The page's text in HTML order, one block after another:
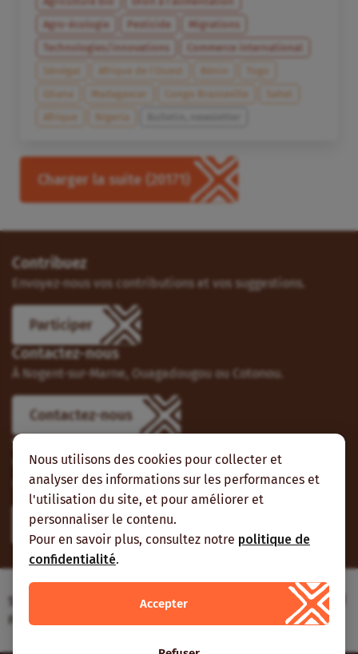
Nous utilisons des cookies pour collecter et
analyser des informations sur les performances et
l'utilisation du site, et pour améliorer et
personnaliser le contenu.
Pour en savoir plus, consultez notre politique de
confidentialité.
Accepter
Agro-écologie
Pesticide
Migrations
Technologies/innovations
Commerce international
Sénégal
Afrique de l’Ouest
Togo
Ghana
Madagascar Congo Brazzaville
Sahel
Afrique
Nigeria
Charger la suite (20171)
Contribuez
Envoyez-nous vos contributions et vos suggestions.
Participer
Contactez-nous
À Nogent-sur-Marne, Ouagadougou ou Cotonou.
Contactez-nous
Suivez-nous
Vous pouvez aussi vous abonner à nos flux RSS et nous
suivre sur les réseaux sociaux.
Site web réalisé avec le soutien de l’Agence
Française de Développement